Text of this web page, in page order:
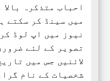
احباب متذکرہ
میں سینڈ کر سکتے
نیوز میں اپ لوڈ
تصویر کے لئے
لائنیں جس میں
شخصیات کے نام